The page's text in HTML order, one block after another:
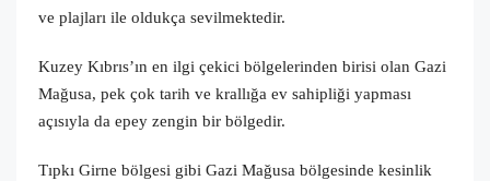
ve plajları ile oldukça sevilmektedir.
Kuzey Kıbrıs’ın en ilgi çekici bölgelerinden birisi olan Gazi
Mağusa, pek çok tarih ve krallığa ev sahipliği yapması
açısıyla da epey zengin bir bölgedir.
Tıpkı Girne bölgesi gibi Gazi Mağusa bölgesinde kesinlik